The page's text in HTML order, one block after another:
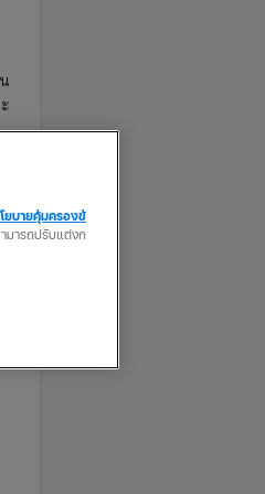
ยบายคุ้มครองข้
มารถปรับแต่งก